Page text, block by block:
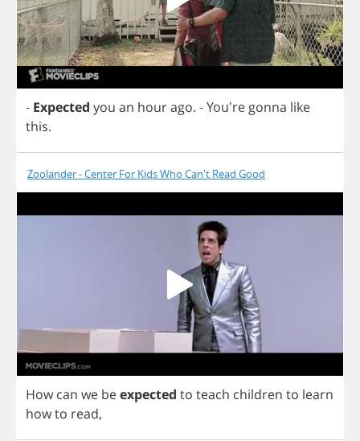
- Expected you an hourago. - You're gonna like
this.
Zoolander - Center For Kids Who Can't Read Good
How can we beexpected to teach children to learn
howto read,